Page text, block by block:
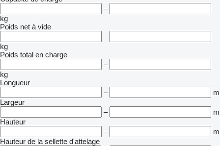
–
kg
Poids net à vide
–
kg
Poids total en charge
–
kg
Longueur
–
m
Largeur
–
m
Hauteur
–
m
Hauteur de la sellette d'attelage